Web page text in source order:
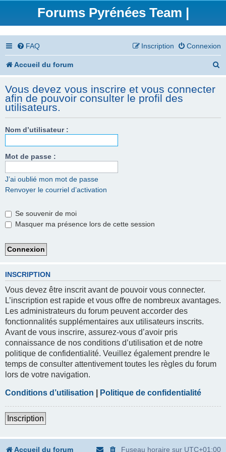
Forums Pyrénées Team |
FAQ Connexion
Inscription
Accueil du forum
Vous devez vous inscrire et vous connecter
afin de pouvoir consulter le profil des
utilisateurs.
Nom d’utilisateur :
Mot de passe :
J’ai oublié mon mot de passe
Renvoyer le courriel d’activation
Se souvenir de moi
Masquer ma présence lors de cette session
INSCRIPTION
Vous devez être inscrit avant de pouvoir vous connecter.
L’inscription est rapide et vous offre de nombreux avantages.
Les administrateurs du forum peuvent accorder des
fonctionnalités supplémentaires aux utilisateurs inscrits.
Avant de vous inscrire, assurez-vous d’avoir pris
connaissance de nos conditions d’utilisation et de notre
politique de confidentialité. Veuillez également prendre le
temps de consulter attentivement toutes les règles du forum
lors de votre navigation.
Conditions d’utilisation Politique de confidentialité
Inscription
Accueil du forum Fuseau horaire sur UTC+01:00